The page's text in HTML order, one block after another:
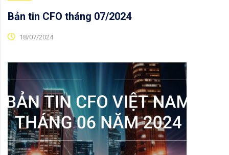
Bản tin CFO tháng 07/2024
18/07/2024